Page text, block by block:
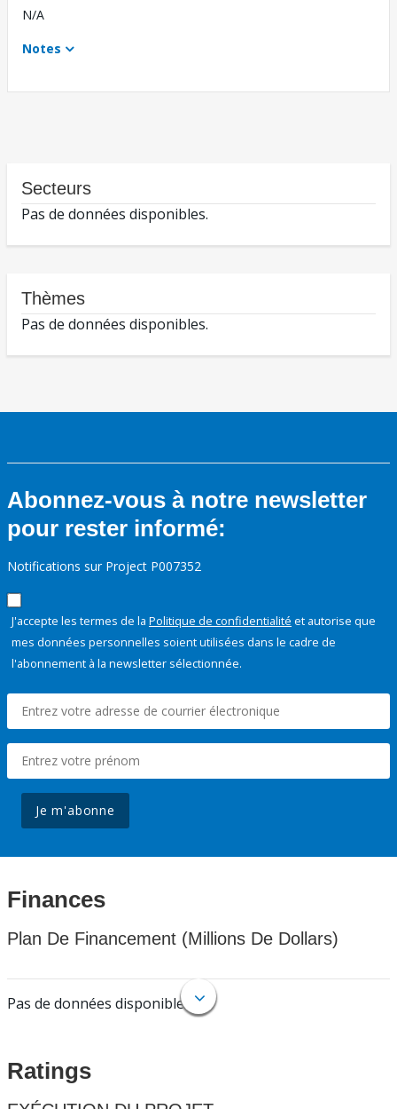
N/A
Notes
Secteurs
Pas de données disponibles.
Thèmes
Pas de données disponibles.
Abonnez-vous à notre newsletter
pour rester informé:
Notifications sur Project P007352
J'accepte les termes de la Politique de confidentialité et autorise que
mes données personnelles soient utilisées dans le cadre de
l'abonnement à la newsletter sélectionnée.
Je m'abonne
Finances
Plan De Financement (Millions De Dollars)
Pas de données disponibles.
Ratings